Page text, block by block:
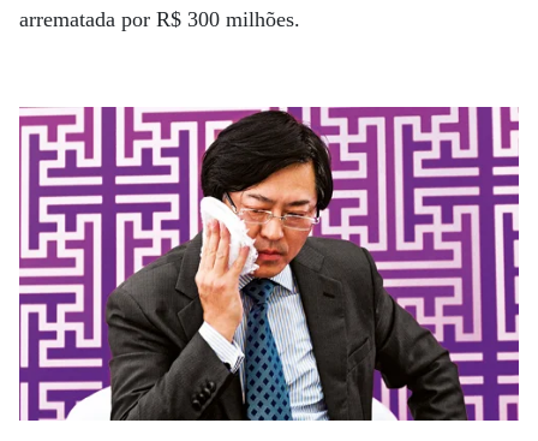
arrematada por R$ 300 milhões.